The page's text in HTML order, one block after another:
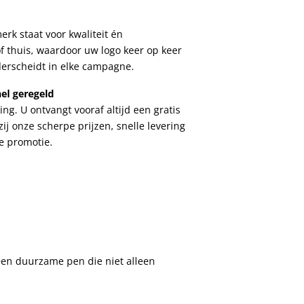
staat voor kwaliteit én
thuis, waardoor uw logo keer op keer
in elke campagne.
geregeld
U ontvangt vooraf altijd een gratis
onze scherpe prijzen, snelle levering
promotie.
duurzame pen die niet alleen